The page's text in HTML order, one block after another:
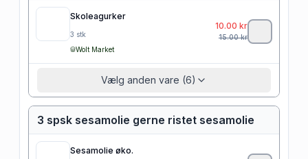
Skoleagurker
3 stk
Wolt Market
10.00 kr
15.00kr
Vælg anden vare (6)
3 spsk sesamolie gerne ristet sesamolie
Sesamolie øko.